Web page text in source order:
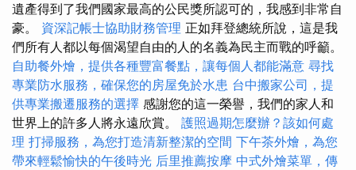
遺產得到了我們國家最高的公民獎所認可的，我感到非常自
豪。 資深記帳士協助財務管理 正如拜登總統所說，這是我
們所有人都以每個渴望自由的人的名義為民主而戰的呼籲。
自助餐外燴，提供各種豐富餐點，讓每個人都能滿意 尋找
專業防水服務，確保您的房屋免於水患 台中搬家公司，提
供專業搬遷服務的選擇 感謝您的這一榮譽，我們的家人和
世界上的許多人將永遠欣賞。 護照過期怎麼辦？該如何處
理 打掃服務，為您打造清新整潔的空間 下午茶外燴，為您
帶來輕鬆愉快的午後時光 后里推薦按摩 中式外燴菜單，傳